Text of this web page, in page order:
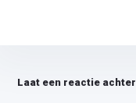
Laat een reactie achter